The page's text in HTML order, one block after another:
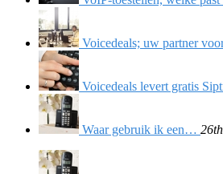
Voicedeals; uw partner
Voicedeals levert gratis
Waar gebruik ik een…